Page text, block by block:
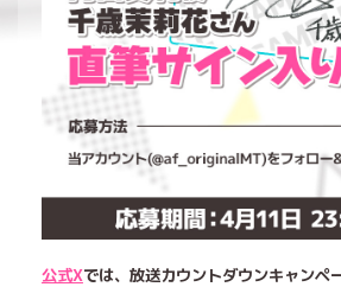
公式Xでは、放送カウントダウンキャンペ